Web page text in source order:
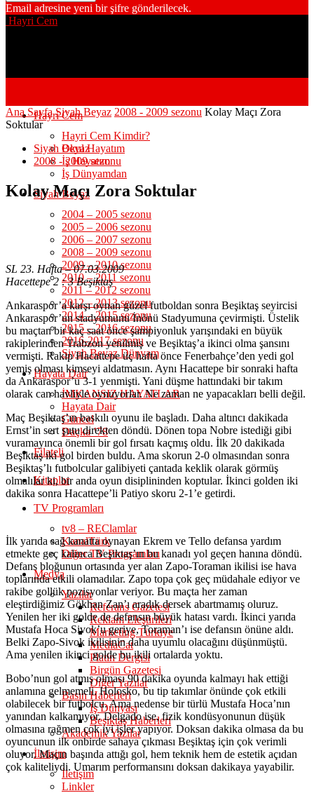
Email adresine yeni bir şifre gönderilecek.
Hayri Cem
Hayri Cem
Hayri Cem Kimdir?
Okul Hayatım
İş Hayatım
İş Dünyamdan
Siyah Beyaz
2004 – 2005 sezonu
2005 – 2006 sezonu
2006 – 2007 sezonu
2008 – 2009 sezonu
2009 – 2010 sezonu
2010 – 2011 sezonu
2011 – 2012 sezonu
2012 – 2013 sezonu
2014 – 2015 sezonu
2015 – 2016 sezonu
2016-2017 sezonu
Siyah Beyaz Dünyam
Hayata Dair
İMKANSIZ HAYATLAR
Hayata Dair
Güncel
Daçka ’78
Filateli
Kitaplar
TV Programları
tv8 – REClamlar
KanalTürk
Diğer TV Programları
Medya
Yazılar
Referans Gazetesi
Reklam Eleştirileri
Marketing Türkiye
MediaCat
Platin Dergisi
Birgün Gazetesi
Diğer Yazılar
Basın Haberleri
İş Dünyası
Beşiktaş Haberleri
Akademik Yazılar
İletişim
İletişim
Linkler
Ana Sayfa Siyah Beyaz 2008 - 2009 sezonu Kolay Maçı Zora
Soktular
Siyah Beyaz
2008 - 2009 sezonu
Kolay Maçı Zora Soktular
SL 23. Hafta – 07.03.2009
Hacettepe 2 : 3 Beşiktaş
Ankaraspor’a karşı oynan güzel futboldan sonra Beşiktaş seyircisi
Ankaraspor’un stadyumunu İnönü Stadyumuna çevirmişti. Üstelik
bu maçtan bir kaç saat önce şampiyonluk yarışındaki en büyük
rakiplerinden Trabzon yenilmiş ve Beşiktaş’a ikinci olma şansını
vermişti. Rakip Hacattepe üç hafta önce Fenerbahçe’den yedi gol
yemiş olması kimseyi aldatmasın. Aynı Hacattepe bir sonraki hafta
da Ankaraspor’u 3-1 yenmişti. Yani düşme hattındaki bir takım
olarak can havliyle oynuyorlar. Ne zaman ne yapacakları belli değil.
Maç Beşiktaş’ın baskılı oyunu ile başladı. Daha altıncı dakikada
Ernst’in sert şutu direkten döndü. Dönen topa Nobre istediği gibi
vuramayınca önemli bir gol fırsatı kaçmış oldu. İlk 20 dakikada
Beşiktaş iki gol birden buldu. Ama skorun 2-0 olmasından sonra
Beşiktaş’lı futbolcular galibiyeti çantada keklik olarak görmüş
olmalılar ki, bir anda oyun disiplininden koptular. İkinci golden iki
dakika sonra Hacattepe’li Patiyo skoru 2-1’e getirdi.
İlk yarıda sağ kanatta oynayan Ekrem ve Tello defansa yardım
etmekte geç kalınca Beşiktaş’ın bu kanadı yol geçen hanına döndü.
Defans bloğunun ortasında yer alan Zapo-Toraman ikilisi ise hava
toplarında etkili olamadılar. Zapo topa çok geç müdahale ediyor ve
rakibe gollük pozisyonlar veriyor. Bu maçta her zaman
eleştirdiğimiz Gökhan Zan’ı aradık dersek abartmamış oluruz.
Yenilen her iki golde de defansın büyük hatası vardı. İkinci yarıda
Mustafa Hoca Sivok’u geriye, Toraman’ı ise defansın önüne aldı.
Belki Zapo-Sivok ikilisinin daha uyumlu olacağını düşünmüştü.
Ama yenilen ikinci golde bu ikili ortalarda yoktu.
Bobo’nun gol atmış olması 90 dakika oyunda kalmayı hak ettiği
anlamına gelmemeli. Holosko, bu tip takımlar önünde çok etkili
olabilecek bir futbolcu. Ama nedense bir türlü Mustafa Hoca’nın
yanından kalkamıyor. Delgado ise, fizik kondüsyonunun düşük
olmasına rağmen çok iyi işler yapıyor. Doksan dakika olmasa da bu
oyuncunun ilk onbirde sahaya çıkması Beşiktaş için çok verimli
oluyor. Maçın başında attığı gol, hem teknik hem de estetik açıdan
çok kaliteliydi. Umarım performansını doksan dakikaya yayabilir.